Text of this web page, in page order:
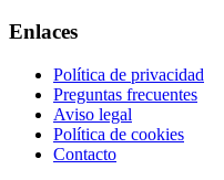
Enlaces
Política de privacidad
Preguntas frecuentes
Aviso legal
Política de cookies
Contacto